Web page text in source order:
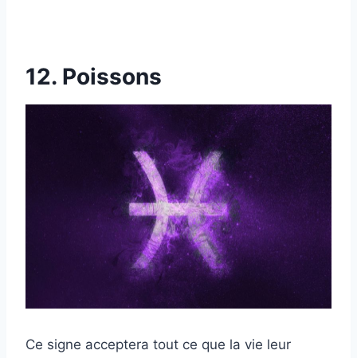
12. Poissons
Ce signe acceptera tout ce que la vie leur